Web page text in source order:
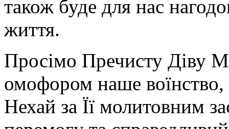
також буде для нас
життя.
Просімо Пречисту Діву
омофором наше
Нехай за Її молитовним